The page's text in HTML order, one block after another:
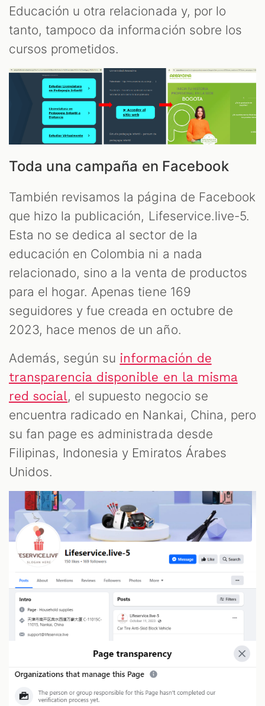
Educación u otra relacionada y, por lo
tanto, tampoco da información sobre los
cursos prometidos.
Toda una campaña en Facebook
También revisamos la página de Facebook
que hizo la publicación, Lifeservice.live-5.
Esta no se dedica al sector de la
educación en Colombia ni a nada
relacionado, sino a la venta de productos
para el hogar. Apenas tiene 169
seguidores y fue creada en octubre de
2023, hace menos de un año.
Además, según su información de
transparencia disponible en la misma
red social, el supuesto negocio se
encuentra radicado en Nankai, China, pero
su fan page es administrada desde
Filipinas, Indonesia y Emiratos Árabes
Unidos.